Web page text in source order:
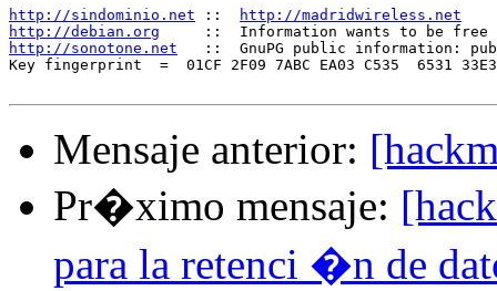
http://sindominio.net ::
http://madridwireless.net
http://debian.org
http://sonotone.net
::  GnuPG public information:
Key fingerprint  =  01CF 2F09 7ABC EA03 C535  6531 33E3
Mensaje anterior:
Pr�ximo mensaje:
para la retenci �n de